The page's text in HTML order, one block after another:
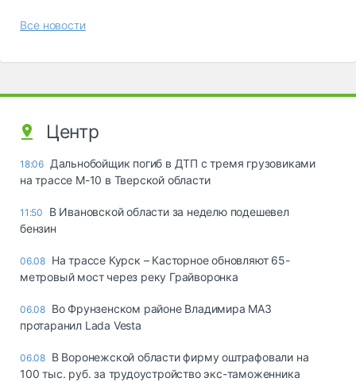
Все новости
Центр
18:06 Дальнобойщик погиб в ДТП с тремя грузовиками
на трассе М-10 в Тверской области
11:50
В Ивановской области за неделю подешевел
бензин
06.08 На трассе Курск – Касторное обновляют 65-
метровый мост через реку Грайворонка
06.08 Во Фрунзенском районе Владимира МАЗ
протаранил Lada Vesta
06.08 В Воронежской области фирму оштрафовали на
100 тыс. руб. за трудоустройство экс-таможенника